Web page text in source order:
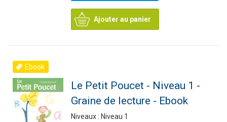
Ajouter au panier
Ebook
Le Petit Poucet - Niveau 1 -
Graine de lecture - Ebook
Niveaux : Niveau 1